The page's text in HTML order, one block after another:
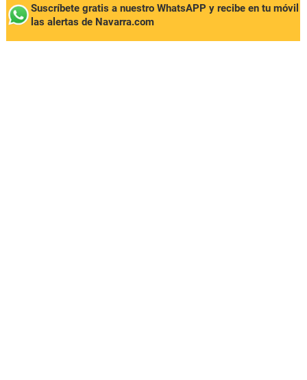
Suscríbete gratis a nuestro WhatsAPP y recibe en tu móvil
las alertas de Navarra.com